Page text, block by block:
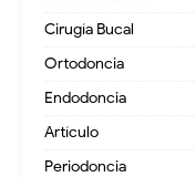
Cirugía Bucal
Ortodoncia
Endodoncia
Artículo
Periodoncia